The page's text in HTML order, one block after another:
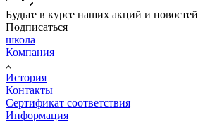
Будьте в курсе наших акций и новостей
Подписаться
школа
Компания
История
Контакты
Сертификат соответствия
Информация